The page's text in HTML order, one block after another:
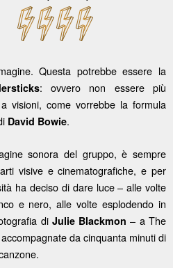
Questa potrebbe essere la
: ovvero non essere più
visioni, come vorrebbe la formula
David Bowie.
sonora del gruppo, è sempre
visive e cinematografiche, e per
ha deciso di dare luce – alle volte
e nero, alle volte esplodendo in
di Julie Blackmon – a The
da cinquanta minuti di